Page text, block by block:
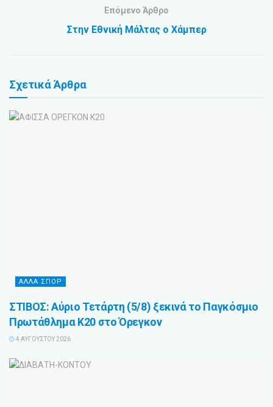
Επόμενο Άρθρο
Στην Εθνική Μάλτας ο Χάμπερ
ΣχετικάΆρθρα
ΑΛΛΑ ΣΠΟΡ
ΣΤΙΒΟΣ: Αύριο Τετάρτη (5/8) ξεκινά το Παγκόσμιο
Πρωτάθλημα Κ20 στο Όρεγκον
4 ΑΥΓΟΎΣΤΟΥ 2026